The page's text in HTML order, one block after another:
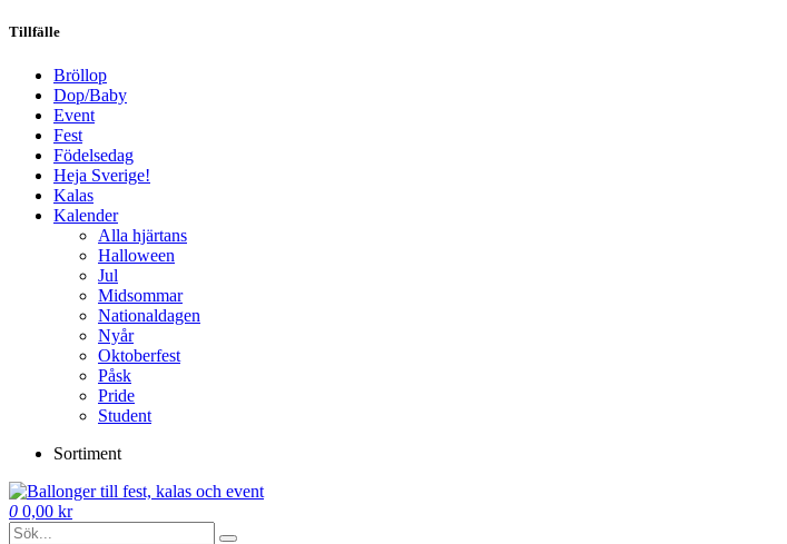
Tillfälle
Bröllop
Dop/Baby
Event
Fest
Födelsedag
Heja Sverige!
Kalas
Kalender
Alla hjärtans
Halloween
Jul
Midsommar
Nationaldagen
Nyår
Oktoberfest
Påsk
Pride
Student
Sortiment
0 0,00 kr